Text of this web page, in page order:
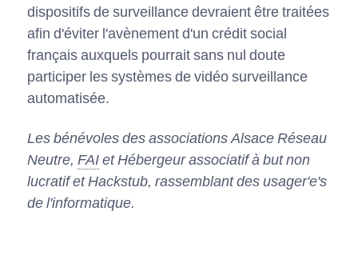
dispositifs de surveillance devraient être traitées
afin d'éviter l'avènement d'un crédit social
français auxquels pourrait sans nul doute
participer les systèmes de vidéo surveillance
automatisée.
Les bénévoles des associations Alsace Réseau
Neutre, FAIet Hébergeur associatif à but non
lucratif et Hackstub, rassemblant des usager'e's
de l'informatique.